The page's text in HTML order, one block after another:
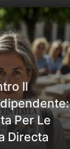
Il
Per Le
Directa